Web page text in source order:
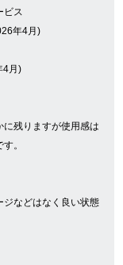
ビス
年4月)
4月)
に残りますが使用感は
。
ジなどはなく良い状態